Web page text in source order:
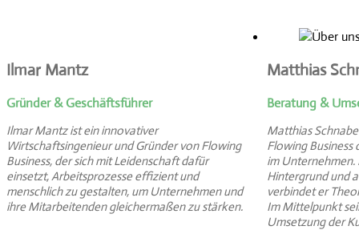
Ilmar Mantz
Gründer & Geschäftsführer
Ilmar Mantz ist ein innovativer
Wirtschaftsingenieur und Gründer von Flowing
Business, der sich mit Leidenschaft dafür
einsetzt, Arbeitsprozesse effizient und
menschlich zu gestalten, um Unternehmen und
ihre Mitarbeitenden gleichermaßen zu stärken.
Matthias
Beratung &
Matthias
Flowing
im Unternehmen.
Hintergrund und
verbindet er
Im Mittelpunkt
Umsetzung der